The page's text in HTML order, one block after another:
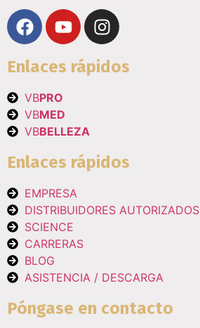
Enlaces rápidos
VBPRO
VBMED
VBBELLEZA
Enlaces rápidos
EMPRESA
DISTRIBUIDORES AUTORIZADOS
SCIENCE
CARRERAS
BLOG
ASISTENCIA / DESCARGA
Póngase en contacto